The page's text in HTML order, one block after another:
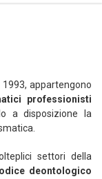
appartengono
professionisti
a disposizione la
settori della
deontologico